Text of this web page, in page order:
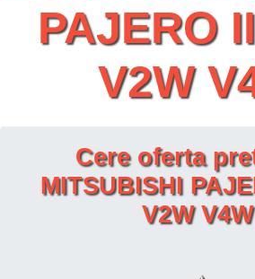
PAJERO
V2W
Cere oferta
MITSUBISHI
V2W